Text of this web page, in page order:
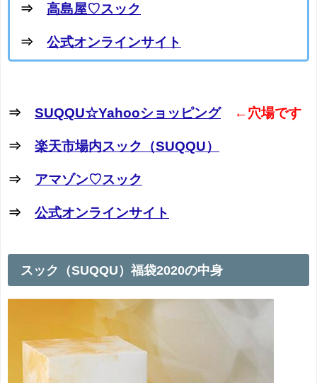
⇒ 高島屋♡スック
⇒ 公式オンラインサイト
⇒ SUQQU☆Yahooショッピング ←穴場です
⇒ 楽天市場内スック（SUQQU）
⇒ アマゾン♡スック
⇒ 公式オンラインサイト
スック（SUQQU）福袋2020の中身